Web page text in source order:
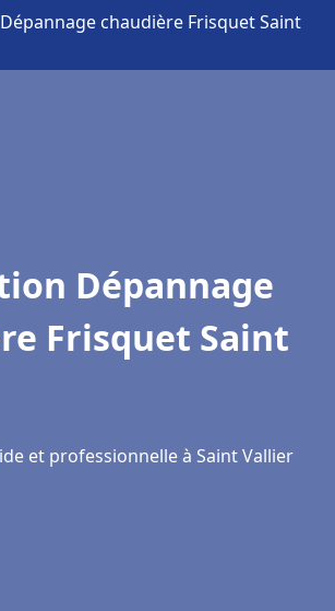
chaudière Frisquet Saint
Dépannage
Frisquet Saint
et professionnelle à Saint Vallier